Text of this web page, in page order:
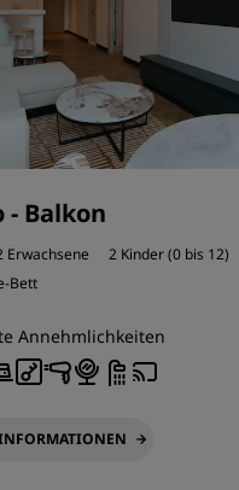
- Balkon
Erwachsene
2 Kinder (0 bis 12)
Bett
Annehmlichkeiten